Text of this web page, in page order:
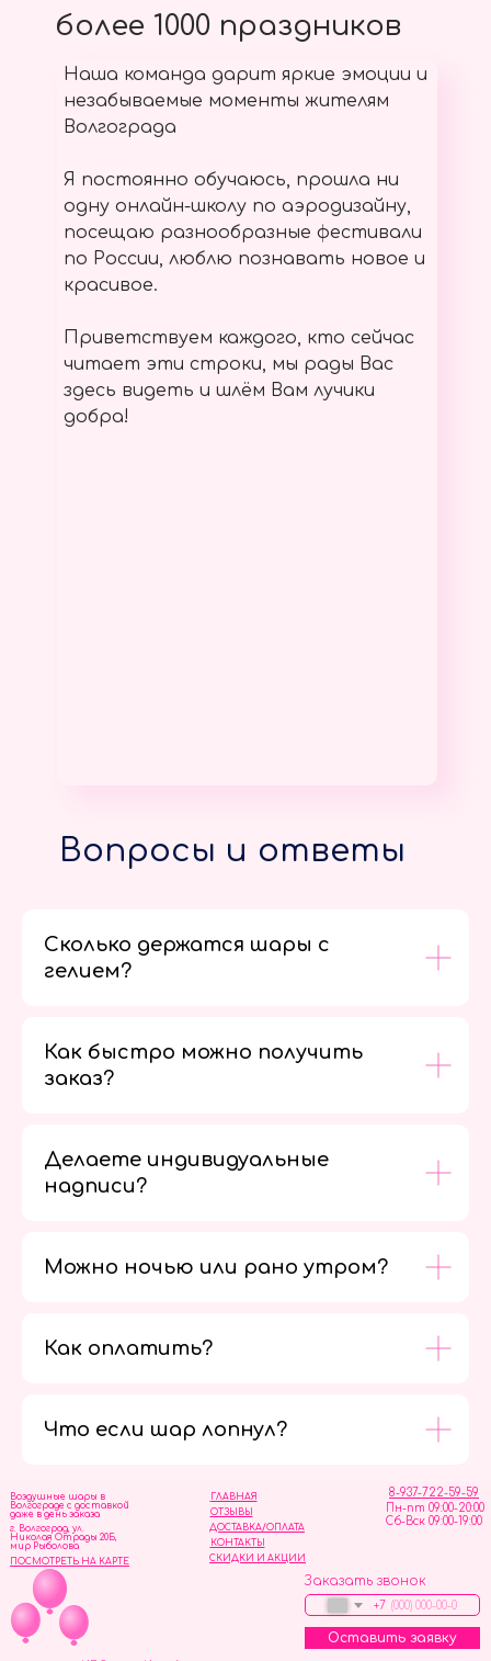
более 1000 праздников
Наша команда дарит яркие эмоции и
незабываемые моменты жителям
Волгограда
Я постоянно обучаюсь, прошла ни
одну онлайн-школу по аэродизайну,
посещаю разнообразные фестивали
по России, люблю познавать новое и
красивое.
Приветствуем каждого, кто сейчас
читает эти строки, мы рады Вас
здесь видеть и шлём Вам лучики
добра!
Вопросы и ответы
Сколько держатся шары с
гелием?
Как быстро можно получить
заказ?
Делаете индивидуальные
надписи?
Можно ночью или рано утром?
Как оплатить?
Что если шар лопнул?
ОТЗЫВЫ
ГЛАВНАЯ
ДОСТАВКА/ОПЛАТА
СКИДКИ И АКЦИИ
КОНТАКТЫ
8-937-722-59-59
Пн-пт 09:00-20:00
Сб-Вск 09:00-19:00
Воздушные шары в
Волгограде с доставкой
даже в день заказа
Заказать звонок
+7
Оставить заявку
г. Волгоград, ул.
Николая Отрады 20Б,
мир Рыболова
ПОСМОТРЕТЬ НА КАРТЕ